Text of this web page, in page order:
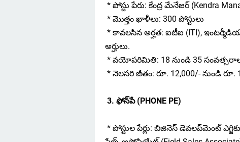
* పోస్టు పేరు: కేంద్ర మేనేజర్ (Kendra
* మొత్తం ఖాళీలు: 300 పోస్టులు
* కావలసిన అర్హత: ఐటీఐ (ITI),
అర్హులు.
* వయోపరిమితి: 18 నుండి 35
* నెలసరి జీతం: రూ. 12,000/- నుండి రూ.
3. ఫోన్‌పే (PHONE PE)
* పోస్టుల పేర్లు: బిజినెస్ డెవలప్‌మెంట్